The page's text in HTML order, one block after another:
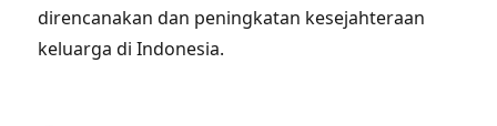
direncanakan dan peningkatan kesejahteraan
keluarga di Indonesia.